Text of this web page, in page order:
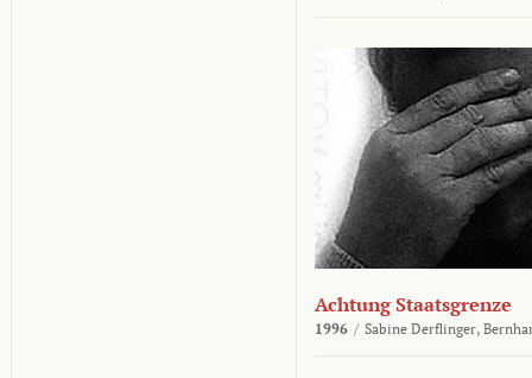
Achtung Staatsgrenze
1996 / Sabine Derflinger,